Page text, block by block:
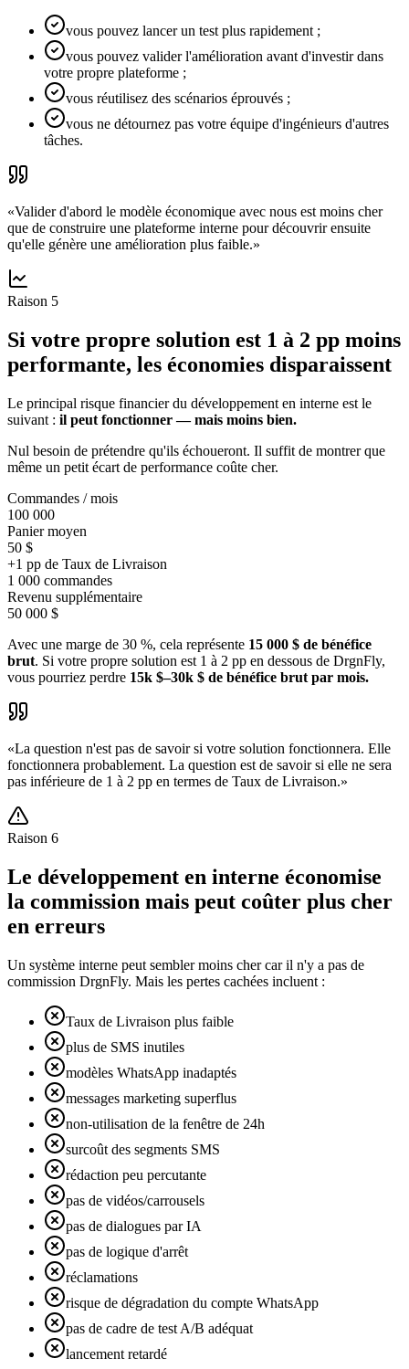
vous pouvez lancer un test plus rapidement ;
vous pouvez valider l'amélioration avant d'investir dans
votre propre plateforme ;
vous réutilisez des scénarios éprouvés ;
vous ne détournez pas votre équipe d'ingénieurs d'autres
tâches.
«Valider d'abord le modèle économique avec nous est moins cher
que de construire une plateforme interne pour découvrir ensuite
qu'elle génère une amélioration plus faible.»
Raison 5
Si votre propre solution est 1 à 2 pp moins
performante, les économies disparaissent
Le principal risque financier du développement en interne est le
suivant : il peut fonctionner — mais moins bien.
Nul besoin de prétendre qu'ils échoueront. Il suffit de montrer que
même un petit écart de performance coûte cher.
Commandes / mois
100 000
Panier moyen
50 $
+1 pp de Taux de Livraison
1 000 commandes
Revenu supplémentaire
50 000 $
Avec une marge de 30 %, cela représente 15 000 $ de bénéfice
brut. Si votre propre solution est 1 à 2 pp en dessous de DrgnFly,
vous pourriez perdre 15k $–30k $ de bénéfice brut par mois.
«La question n'est pas de savoir si votre solution fonctionnera. Elle
fonctionnera probablement. La question est de savoir si elle ne sera
pas inférieure de 1 à 2 pp en termes de Taux de Livraison.»
Raison 6
Le développement en interne économise
la commission mais peut coûter plus cher
en erreurs
Un système interne peut sembler moins cher car il n'y a pas de
commission DrgnFly. Mais les pertes cachées incluent :
Taux de Livraison plus faible
plus de SMS inutiles
modèles WhatsApp inadaptés
messages marketing superflus
non-utilisation de la fenêtre de 24h
surcoût des segments SMS
rédaction peu percutante
pas de vidéos/carrousels
pas de dialogues par IA
pas de logique d'arrêt
réclamations
risque de dégradation du compte WhatsApp
pas de cadre de test A/B adéquat
lancement retardé